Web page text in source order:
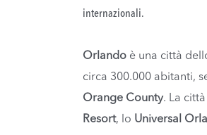
internazionali.
Orlando è una città
circa 300.000 abitanti,
Orange County. La
Resort, lo Universal